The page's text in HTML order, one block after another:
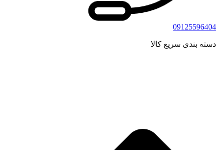
09125596404
دسته بندی سریع کالا